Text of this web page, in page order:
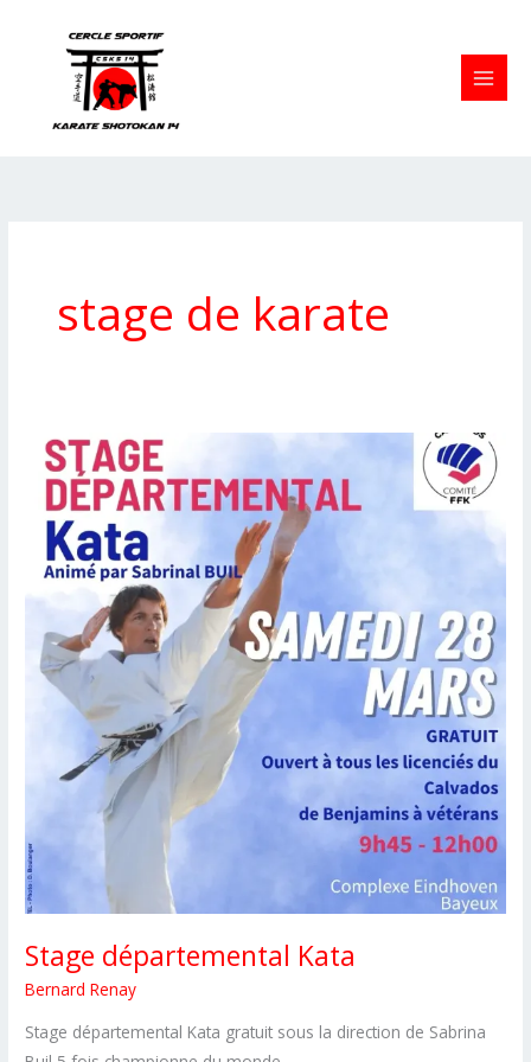
stage de karate
Stage départemental Kata
Bernard Renay
Stage départemental Kata gratuit sous la direction de Sabrina